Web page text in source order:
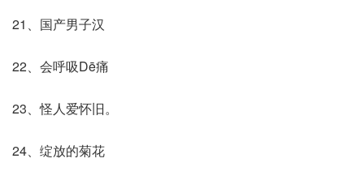
21、国产男子汉
22、会呼吸Dē痛
23、怪人爱怀旧。
24、绽放的菊花